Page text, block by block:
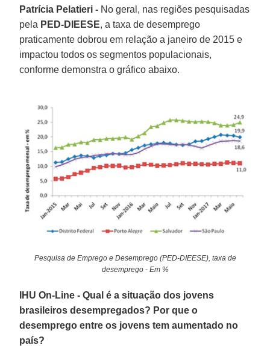
Patrícia Pelatieri - No geral, nas regiões pesquisadas
pela PED-DIEESE, a taxa de desemprego
praticamente dobrou em relação a janeiro de 2015 e
impactou todos os segmentos populacionais,
conforme demonstra o gráfico abaixo.
Pesquisa de Emprego e Desemprego (PED-DIEESE), taxa de
desemprego - Em %
IHU On-Line - Qual é a situação dos jovens
brasileiros desempregados? Por que o
desemprego entre os jovens tem aumentado no
país?